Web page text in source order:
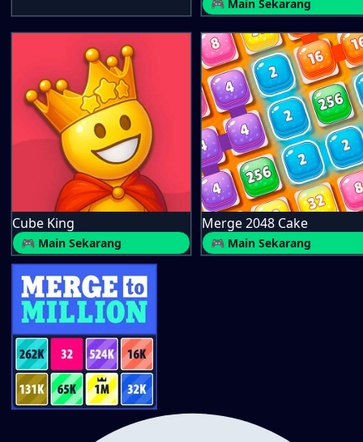
🎮 Main Sekarang
Cube King
🎮 Main Sekarang
Merge 2048 Cake
🎮 Main Sekarang